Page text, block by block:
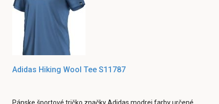
Adidas Hiking Wool Tee S11787
Pánske športové tričko značky Adidas modrej farby určené